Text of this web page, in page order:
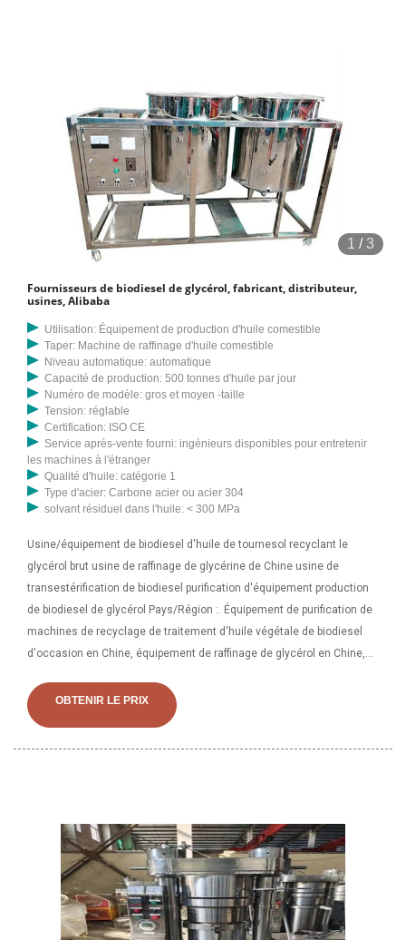
1 /3
Fournisseurs de biodiesel de glycérol, fabricant, distributeur,
usines, Alibaba
Utilisation: Équipement de production d'huile comestible
Taper: Machine de raffinage d'huile comestible
Niveau automatique: automatique
Capacité de production: 500 tonnes d'huile par jour
Numéro de modèle: gros et moyen -taille
Tension: réglable
Certification: ISO CE
Service après-vente fourni: ingénieurs disponibles pour entretenir
les machines à l'étranger
Qualité d'huile: catégorie 1
Type d'acier: Carbone acier ou acier 304
solvant résiduel dans l'huile: < 300 MPa
Usine/équipement de biodiesel d'huile de tournesol recyclant le
glycérol brut usine de raffinage de glycérine de Chine usine de
transestérification de biodiesel purification d'équipement production
de biodiesel de glycérol Pays/Région :. Équipement de purification de
machines de recyclage de traitement d'huile végétale de biodiesel
d'occasion en Chine, équipement de raffinage de glycérol en Chine,
recyclage de traitement d'huile végétale de biodiesel usagé Puri
OBTENIR LE PRIX